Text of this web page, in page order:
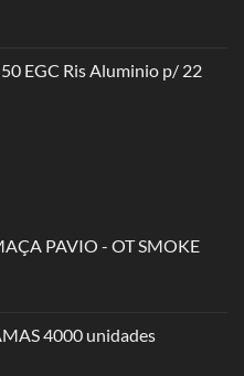
EGC Ris Aluminio p/ 22
PAVIO - OT SMOKE
4000 unidades